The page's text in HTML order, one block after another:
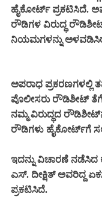
ಹೈಕೋರ್ಟ್ ಪ್ರಕಟಿಸಿದೆ.
ರೌಡಿಗಳ ವಿರುದ್ಧ
ನಿಯಮಗಳನ್ನು
ಅಪರಾಧ ಪ್ರಕರಣಗಳಲ್ಲಿ
ಪೊಲೀಸರು ರೌಡಿಶೀಟ್‌
ನಮ್ಮ ವಿರುದ್ಧದ
ರೌಡಿಗಳು ಹೈಕೋರ್ಟ್‌ಗೆ
ಇದನ್ನು ವಿಚಾರಣೆ
ಎಸ್. ದೀಕ್ಷಿತ್ ಅವರಿದ್ದ
ಪ್ರಕಟಿಸಿದೆ.